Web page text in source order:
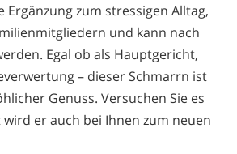
Ergänzung zum stressigen Alltag,
und kann nach
Egal ob als Hauptgericht,
– dieser Schmarrn ist
Genuss. Versuchen Sie es
er auch bei Ihnen zum neuen